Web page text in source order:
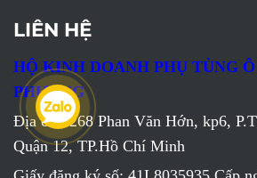
LIÊN HỆ
HỘ KINH DOANH PHỤ TÙNG
PHƯƠNG
Địa chỉ: 268 Phan Văn Hớn, kp6,
Quận 12, TP.Hồ Chí Minh